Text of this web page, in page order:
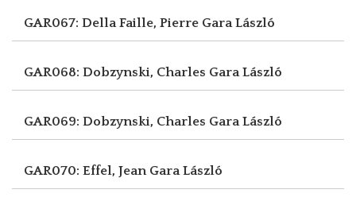
GAR067: Della Faille, Pierre Gara László
GAR068: Dobzynski, Charles Gara László
GAR069: Dobzynski, Charles Gara László
GAR070: Effel, Jean Gara László